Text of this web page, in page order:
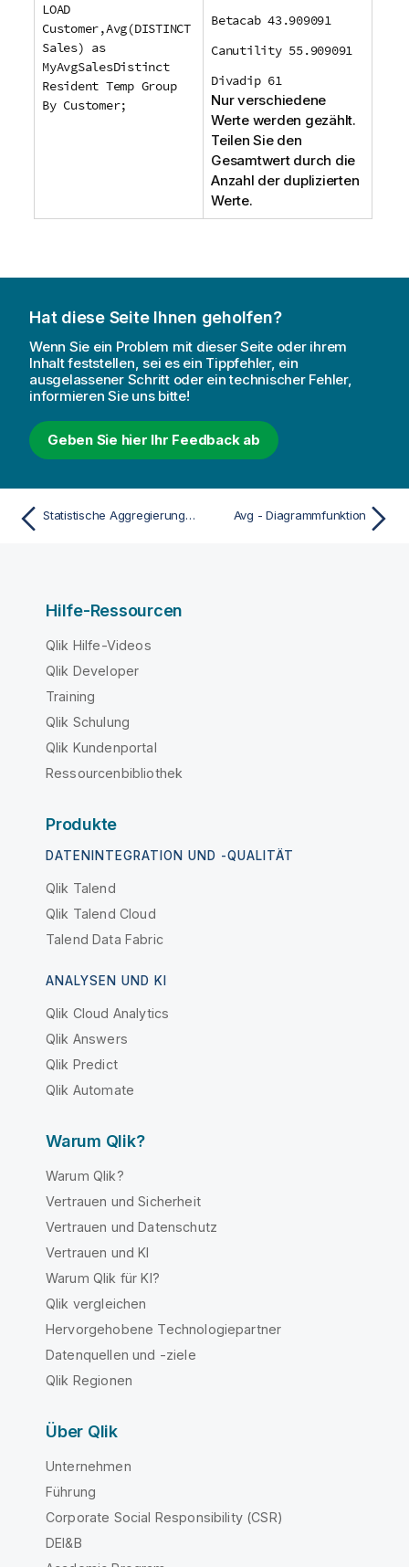
LOAD
Customer,Avg(DISTINCT
Sales) as
MyAvgSalesDistinct
Resident Temp Group
By Customer;
Betacab 43.909091
Canutility 55.909091
Divadip 61
Nur verschiedene
Werte werden gezählt.
Teilen Sie den
Gesamtwert durch die
Anzahl der duplizierten
Werte.
Hat diese Seite Ihnen geholfen?
Wenn Sie ein Problem mit dieser Seite oder ihrem
Inhalt feststellen, sei es ein Tippfehler, ein
ausgelassener Schritt oder ein technischer Fehler,
informieren Sie uns bitte!
Geben Sie hier Ihr Feedback ab
Statistische Aggregierungsfunktionen Avg - Diagrammfunktion
Hilfe-Ressourcen
Qlik Hilfe-Videos
Qlik Developer
Training
Qlik Schulung
Qlik Kundenportal
Ressourcenbibliothek
Produkte
DATENINTEGRATION UND -QUALITÄT
Qlik Talend
Qlik Talend Cloud
Talend Data Fabric
ANALYSEN UND KI
Qlik Cloud Analytics
Qlik Answers
Qlik Predict
Qlik Automate
Warum Qlik?
Warum Qlik?
Vertrauen und Sicherheit
Vertrauen und Datenschutz
Vertrauen und KI
Warum Qlik für KI?
Qlik vergleichen
Hervorgehobene Technologiepartner
Datenquellen und -ziele
Qlik Regionen
Über Qlik
Unternehmen
Führung
Corporate Social Responsibility (CSR)
DEI&B